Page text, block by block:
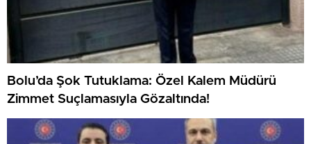
Bolu’da Şok Tutuklama: Özel Kalem Müdürü
Zimmet Suçlamasıyla Gözaltında!